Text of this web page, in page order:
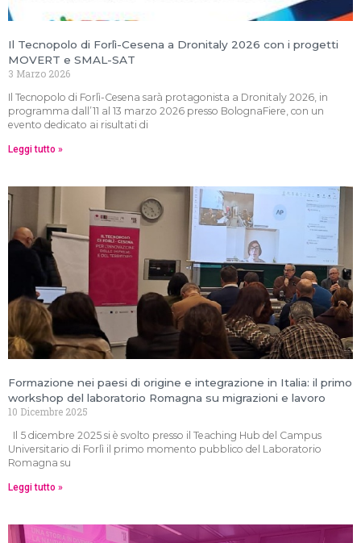
Il Tecnopolo di Forlì-Cesena a Dronitaly 2026 con i progetti
MOVERT e SMAL-SAT
3 Marzo 2026
Il Tecnopolo di Forlì-Cesena sarà protagonista a Dronitaly 2026, in
programma dall’11 al 13 marzo 2026 presso BolognaFiere, con un
evento dedicato ai risultati di
Leggi tutto »
Formazione nei paesi di origine e integrazione in Italia: il primo
workshop del laboratorio Romagna su migrazioni e lavoro
10 Dicembre 2025
Il 5 dicembre 2025 si è svolto presso il Teaching Hub del Campus
Universitario di Forlì il primo momento pubblico del Laboratorio
Romagna su
Leggi tutto »